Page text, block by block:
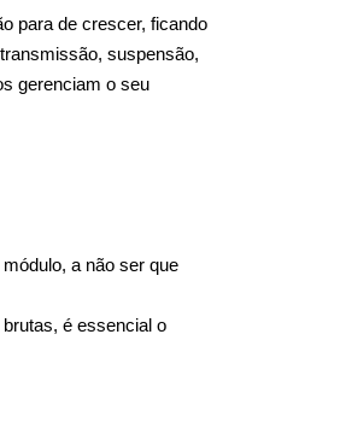
para de crescer, ficando
suspensão,
gerenciam o seu
a não ser que
é essencial o